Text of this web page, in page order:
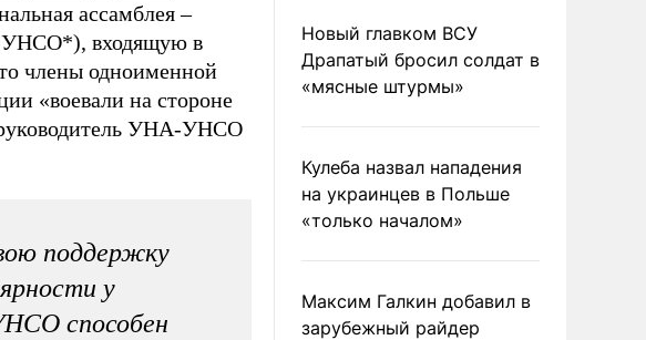
ассамблея –
УНСО*), входящую в
члены одноименной
«воевали на стороне
УНА-УНСО
поддержку
у
способен
Новый главком ВСУ
Драпатый бросил солдат в
«мясные штурмы»
Кулеба назвал нападения
на украинцев в Польше
«только началом»
Максим Галкин добавил в
зарубежный райдер